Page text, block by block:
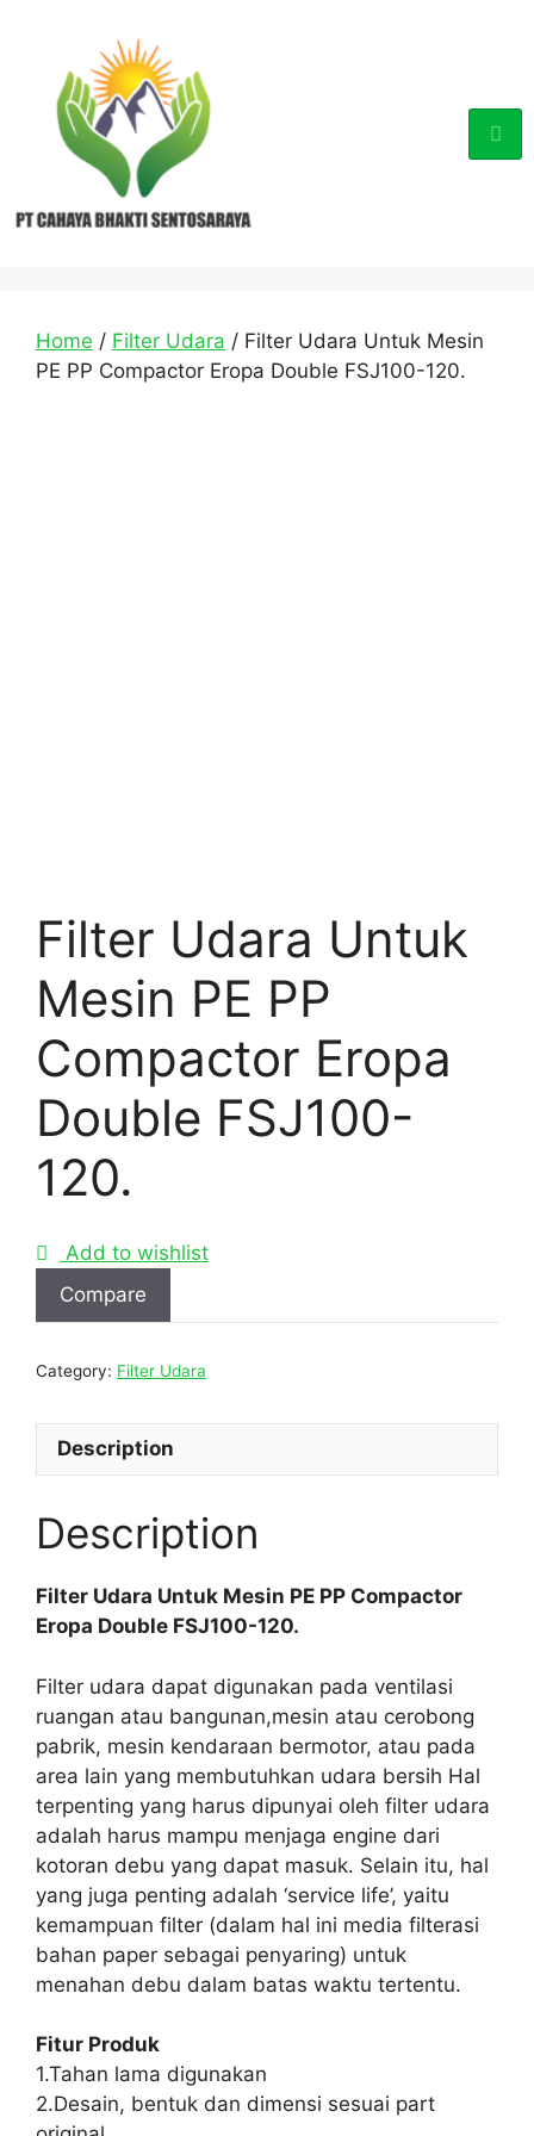
Home / Filter Udara / Filter Udara Untuk Mesin
PE PP Compactor Eropa Double FSJ100-120.
Filter Udara Untuk
Mesin PE PP
Compactor Eropa
Double FSJ100-
120.
Add to wishlist
Compare
Category: Filter Udara
Description
Description
Filter Udara Untuk Mesin PE PP Compactor
Eropa Double FSJ100-120.
Filter udara dapat digunakan pada ventilasi
ruangan atau bangunan,mesin atau cerobong
pabrik, mesin kendaraan bermotor, atau pada
area lain yang membutuhkan udara bersih Hal
terpenting yang harus dipunyai oleh filter udara
adalah harus mampu menjaga engine dari
kotoran debu yang dapat masuk. Selain itu, hal
yang juga penting adalah ‘service life’, yaitu
kemampuan filter (dalam hal ini media filterasi
bahan paper sebagai penyaring) untuk
menahan debu dalam batas waktu tertentu.
Fitur Produk
1.Tahan lama digunakan
2.Desain, bentuk dan dimensi sesuai part